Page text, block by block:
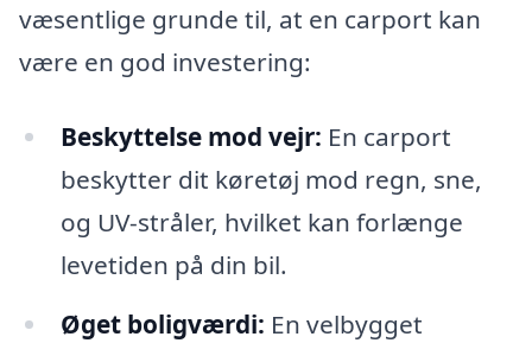
væsentlige grunde til, at en carport kan
være en god investering:
Beskyttelse mod vejr: En carport
beskytter dit køretøj mod regn, sne,
og UV-stråler, hvilket kan forlænge
levetiden på din bil.
Øget boligværdi: En velbygget